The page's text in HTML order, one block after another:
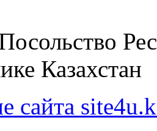
Казахстан
сайта